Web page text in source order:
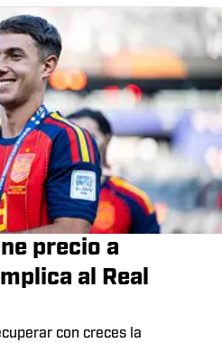
precio a
al Real
con creces la